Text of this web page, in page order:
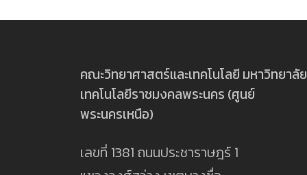
คณะวิทยาศาสตร์และเทคโนโลยี มหาวิทยาลัย
เทคโนโลยีราชมงคลพระนคร (ศูนย์
พระนครเหนือ)
เลขที่ 1381 ถนนประชาราษฎร์ 1